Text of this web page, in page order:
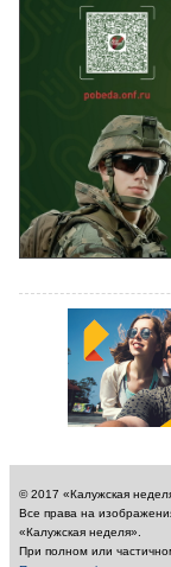
© 2017 «Калужская
Все права на
«Калужская неделя».
При полном или